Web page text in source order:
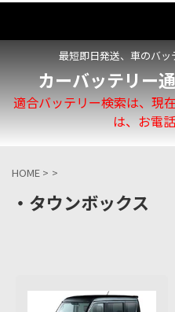
最短即日発送、車のバッ
カーバッテリー
適合バッテリー検索は、現
は、お電
HOME > >
・タウンボックス